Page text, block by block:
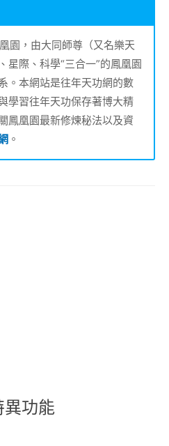
園，由大同師尊（又名樂天
星際、科學“三合一”的鳳凰園
。本網站是往年天功網的數
學習往年天功保存著博大精
鳳凰園最新修煉秘法以及資
。
異功能